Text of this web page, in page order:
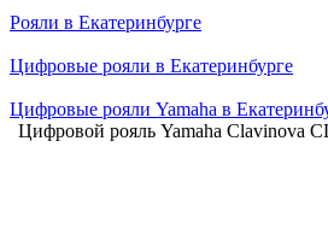
Рояли в Екатеринбурге
Цифровые рояли в Екатеринбурге
Цифровые рояли Yamaha в
Цифровой рояль Yamaha Clavinova